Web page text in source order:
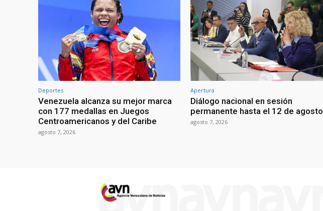
Deportes
Venezuela alcanza su mejor marca
con 177 medallas en Juegos
Centroamericanos y del Caribe
agosto 7, 2026
Apertura
Diálogo nacional en sesión
permanente hasta el 12 de agosto
agosto 7, 2026